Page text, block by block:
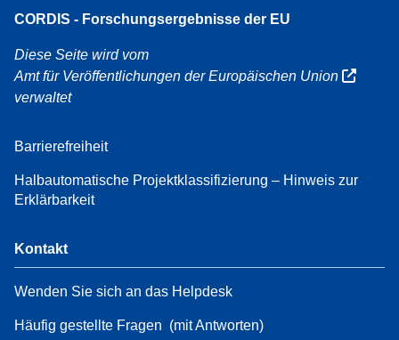
CORDIS - Forschungsergebnisse der EU
Diese Seite wird vom
Amt für Veröffentlichungen der Europäischen Union
verwaltet
Barrierefreiheit
Halbautomatische Projektklassifizierung – Hinweis zur
Erklärbarkeit
Kontakt
Wenden Sie sich an das Helpdesk
Häufig gestellte Fragen (mit Antworten)